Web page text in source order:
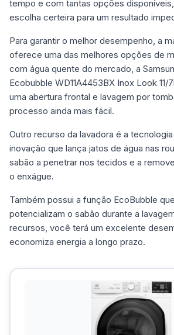
tempo e com tantas opções
escolha certeira para um resultado
Para garantir o melhor desempenho, a
oferece uma das melhores opções de
com água quente do mercado, a
Ecobubble WD11A4453BX Inox Look 11/
uma abertura frontal e lavagem por
processo ainda mais fácil.
Outro recurso da lavadora é a
inovação que lança jatos de água nas
sabão a penetrar nos tecidos e a
o enxágue.
Também possui a função EcoBubble
potencializam o sabão durante a
recursos, você terá um excelente
economiza energia a longo prazo.